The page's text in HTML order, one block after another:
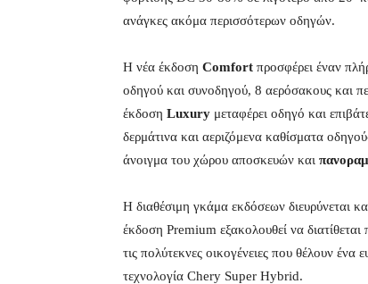
ανάγκες ακόμα περισσότερων οδηγών.
Η νέα έκδοση Comfort προσφέρει έναν
οδηγού και συνοδηγού, 8 αερόσακους και
έκδοση Luxury μεταφέρει οδηγό και
δερμάτινα και αεριζόμενα καθίσματα
άνοιγμα του χώρου αποσκευών και
Η διαθέσιμη γκάμα εκδόσεων διευρύνεται
έκδοση Premium εξακολουθεί να διατίθεται
τις πολύτεκνες οικογένειες που θέλουν
τεχνολογία Chery Super Hybrid.